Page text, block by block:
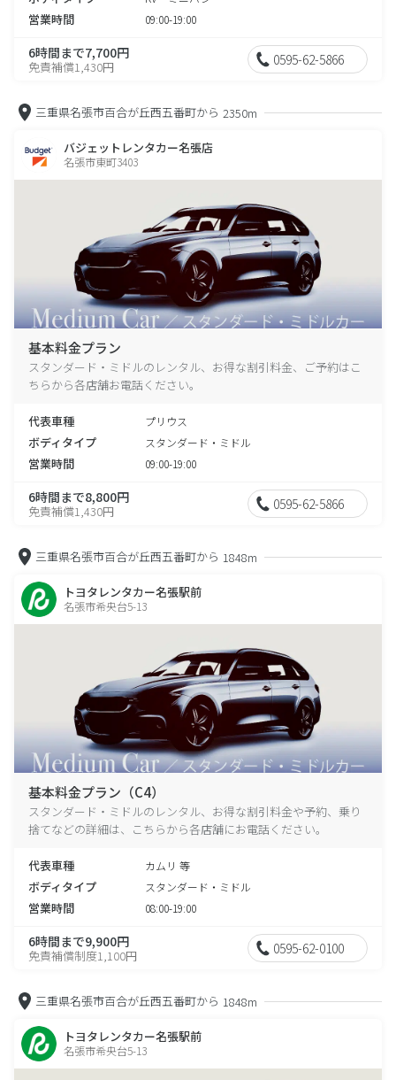
営業時間 09:00-19:00
6時間まで7,700円
免責補償1,430円 0595-62-5866
三重県名張市百合が丘西五番町から 2350m
バジェットレンタカー名張店
名張市東町3403
基本料金プラン
スタンダード・ミドルのレンタル、お得な割引料金、ご予約はこ
ちらから各店舗お電話ください。
代表車種 プリウス
ボディタイプ スタンダード・ミドル
営業時間 09:00-19:00
6時間まで8,800円
免責補償1,430円 0595-62-5866
三重県名張市百合が丘西五番町から 1848m
トヨタレンタカー名張駅前
名張市希央台5-13
基本料金プラン（C4）
スタンダード・ミドルのレンタル、お得な割引料金や予約、乗り
捨てなどの詳細は、こちらから各店舗にお電話ください。
代表車種 カムリ 等
ボディタイプ スタンダード・ミドル
営業時間 08:00-19:00
6時間まで9,900円
免責補償制度1,100円 0595-62-0100
三重県名張市百合が丘西五番町から 1848m
トヨタレンタカー名張駅前
名張市希央台5-13